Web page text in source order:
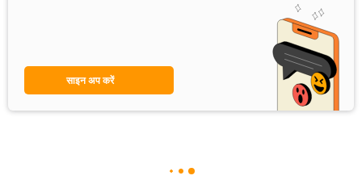
साइन अप करें